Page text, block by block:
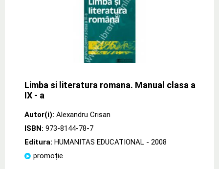
Limba si literatura romana. Manual clasa a
IX - a
Autor(i): Alexandru Crisan
ISBN: 973-8144-78-7
Editura: HUMANITAS EDUCATIONAL - 2008
promoție